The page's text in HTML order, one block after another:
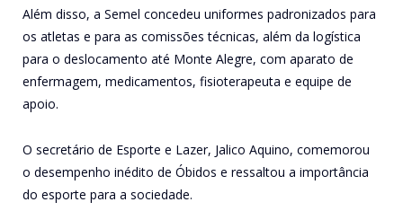
Além disso, a Semel concedeu uniformes padronizados para
os atletas e para as comissões técnicas, além da logística
para o deslocamento até Monte Alegre, com aparato de
enfermagem, medicamentos, fisioterapeuta e equipe de
apoio.
O secretário de Esporte e Lazer, Jalico Aquino, comemorou
o desempenho inédito de Óbidos e ressaltou a importância
do esporte para a sociedade.